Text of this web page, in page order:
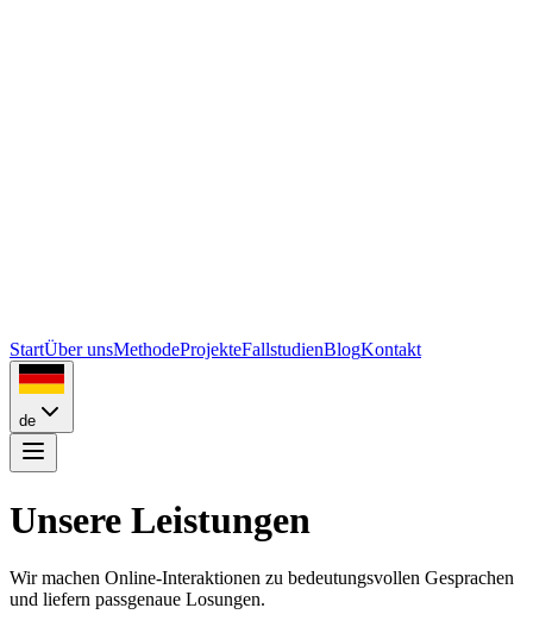
StartÜber unsMethodeProjekteFallstudienBlogKontakt
de
Unsere Leistungen
Wir machen Online-Interaktionen zu bedeutungsvollen Gesprachen
und liefern passgenaue Losungen.